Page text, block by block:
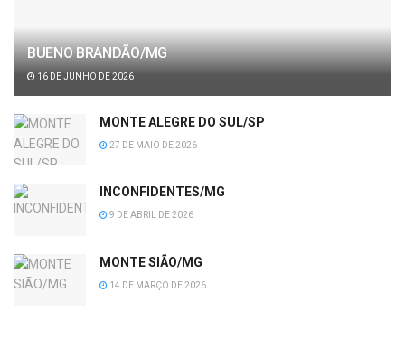
BUENO BRANDÃO/MG
16 DE JUNHO DE 2026
MONTE ALEGRE DO SUL/SP
27 DE MAIO DE 2026
INCONFIDENTES/MG
9 DE ABRIL DE 2026
MONTE SIÃO/MG
14 DE MARÇO DE 2026